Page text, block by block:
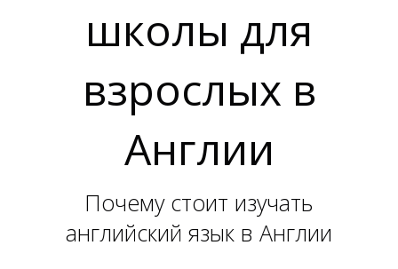
школы для
взрослых в
Англии
Почему стоит изучать
английский язык в Англии